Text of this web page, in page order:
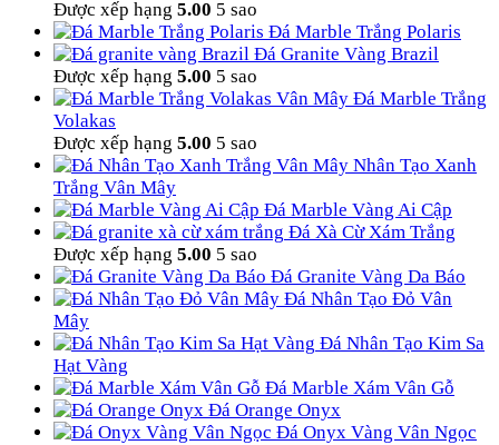
Được xếp hạng 5.00 5 sao
Đá Marble Trắng Polaris
Đá Granite Vàng Brazil
Được xếp hạng 5.00 5 sao
Đá Marble Trắng
Volakas
Được xếp hạng 5.00 5 sao
Nhân Tạo Xanh
Trắng Vân Mây
Đá Marble Vàng Ai Cập
Đá Xà Cừ Xám Trắng
Được xếp hạng 5.00 5 sao
Đá Granite Vàng Da Báo
Đá Nhân Tạo Đỏ Vân
Mây
Đá Nhân Tạo Kim Sa
Hạt Vàng
Đá Marble Xám Vân Gỗ
Đá Orange Onyx
Đá Onyx Vàng Vân Ngọc